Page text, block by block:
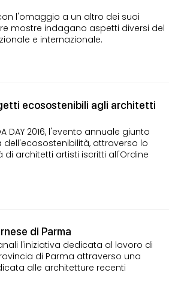
l'omaggio a un altro dei suoi
mostre indagano aspetti diversi del
e internazionale.
ecosostenibili agli architetti
DAY 2016, l'evento annuale giunto
attraverso lo
architetti artisti iscritti all'Ordine
di Parma
l'iniziativa dedicata al lavoro di
di Parma attraverso una
alle architetture recenti